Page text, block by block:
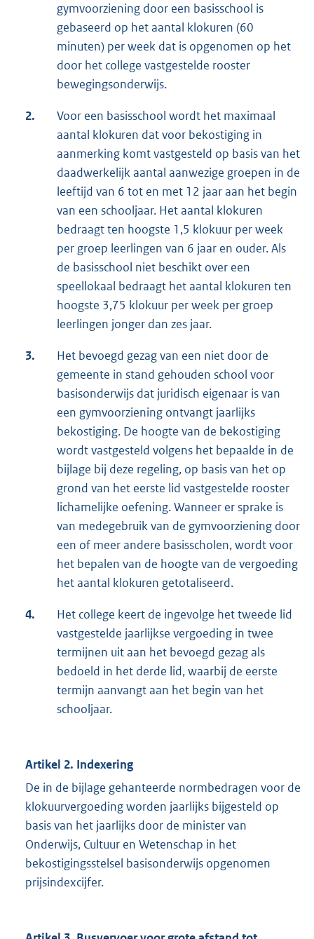
gymvoorziening door een basisschool is
gebaseerd op het aantal klokuren (60
minuten) per week dat is opgenomen op het
door het college vastgestelde rooster
bewegingsonderwijs.
2.
Voor een basisschool wordt het maximaal
aantal klokuren dat voor bekostiging in
aanmerking komt vastgesteld op basis van het
daadwerkelijk aantal aanwezige groepen in de
leeftijd van 6 tot en met 12 jaar aan het begin
van een schooljaar. Het aantal klokuren
bedraagt ten hoogste 1,5 klokuur per week
per groep leerlingen van 6 jaar en ouder. Als
de basisschool niet beschikt over een
speellokaal bedraagt het aantal klokuren ten
hoogste 3,75 klokuur per week per groep
leerlingen jonger dan zes jaar.
3.
Het bevoegd gezag van een niet door de
gemeente in stand gehouden school voor
basisonderwijs dat juridisch eigenaar is van
een gymvoorziening ontvangt jaarlijks
bekostiging. De hoogte van de bekostiging
wordt vastgesteld volgens het bepaalde in de
bijlage bij deze regeling, op basis van het op
grond van het eerste lid vastgestelde rooster
lichamelijke oefening. Wanneer er sprake is
van medegebruik van de gymvoorziening door
een of meer andere basisscholen, wordt voor
het bepalen van de hoogte van de vergoeding
het aantal klokuren getotaliseerd.
4.
Het college keert de ingevolge het tweede lid
vastgestelde jaarlijkse vergoeding in twee
termijnen uit aan het bevoegd gezag als
bedoeld in het derde lid, waarbij de eerste
termijn aanvangt aan het begin van het
schooljaar.
Artikel 2. Indexering
De in de bijlage gehanteerde normbedragen voor de
klokuurvergoeding worden jaarlijks bijgesteld op
basis van het jaarlijks door de minister van
Onderwijs, Cultuur en Wetenschap in het
bekostigingsstelsel basisonderwijs opgenomen
prijsindexcijfer.